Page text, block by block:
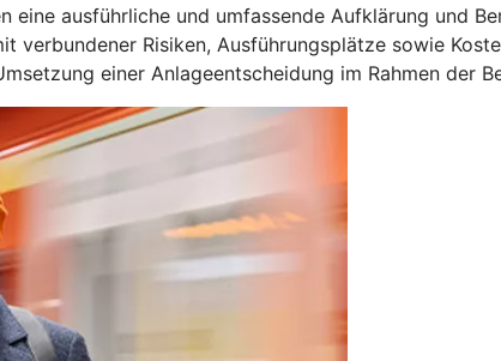
eine ausführliche und umfassende Aufklärung und
verbundener Risiken, Ausführungsplätze sowie
einer Anlageentscheidung im Rahmen der